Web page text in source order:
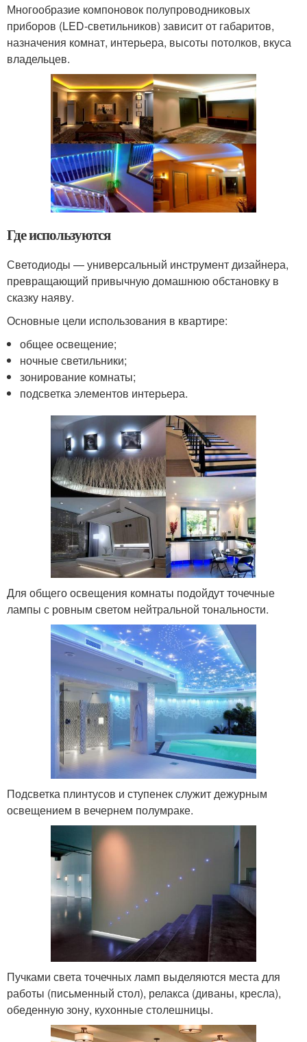
Многообразие компоновок полупроводниковых
приборов (LED-светильников) зависит от габаритов,
назначения комнат, интерьера, высоты потолков, вкуса
владельцев.
Где используются
Светодиоды — универсальный инструмент дизайнера,
превращающий привычную домашнюю обстановку в
сказку наяву.
Основные цели использования в квартире:
общее освещение;
ночные светильники;
зонирование комнаты;
подсветка элементов интерьера.
Для общего освещения комнаты подойдут точечные
лампы с ровным светом нейтральной тональности.
Подсветка плинтусов и ступенек служит дежурным
освещением в вечернем полумраке.
Пучками света точечных ламп выделяются места для
работы (письменный стол), релакса (диваны, кресла),
обеденную зону, кухонные столешницы.